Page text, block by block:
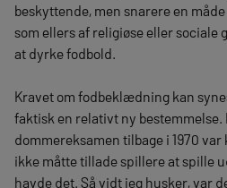
beskyttende, men snarere en
som ellers af religiøse eller
at dyrke fodbold.
Kravet om fodbeklædning kan
faktisk en relativt ny bestemmelse.
dommereksamen tilbage i 1970
ikke måtte tillade spillere at spille
havde det. Så vidt jeg husker, var